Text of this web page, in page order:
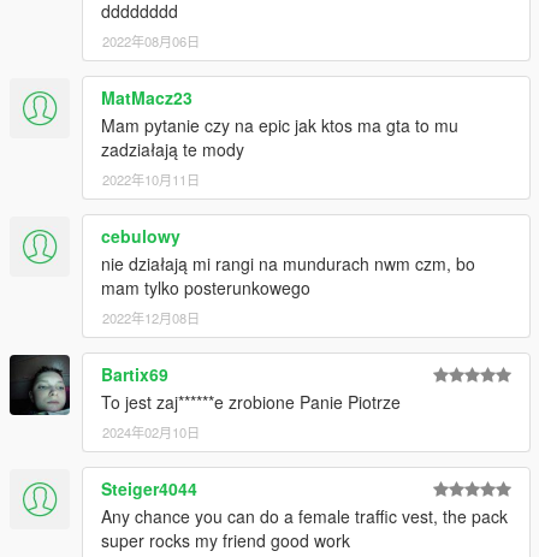
Version 2.1:
Installator improvements - increased the tollerance for user's
installation mistakes. The installator also turns off the EUP
S&R, which is not compatible with PEUP.
Version 2.2:
LSPDFR polish backup system improvements - SPEED group
now uses BMW 320i, changes chances for some vehicles.
Small improvements for counterterrorists.
Version 2.3:
LSPDFR polish backup system improvements - added KIA
Ceed SW II 3.0 into the lspdfr garage.
Version 2.4:
LSPDFR polish backup system improvements - added BMW 3
F30 330i xDrive into the lspdfr garage.
Version 2.5:
LSPDFR polish backup system improvements - added Opel
Insignia into the lspdfr garage.
dddddddd
2022年08月06日
MatMacz23
Mam pytanie czy na epic jak ktos ma gta to mu
zadziałają te mody
2022年10月11日
cebulowy
nie działają mi rangi na mundurach nwm czm, bo
mam tylko posterunkowego
2022年12月08日
Bartix69
To jest zaj******e zrobione Panie Piotrze
2024年02月10日
Steiger4044
Any chance you can do a female traffic vest, the pack
super rocks my friend good work